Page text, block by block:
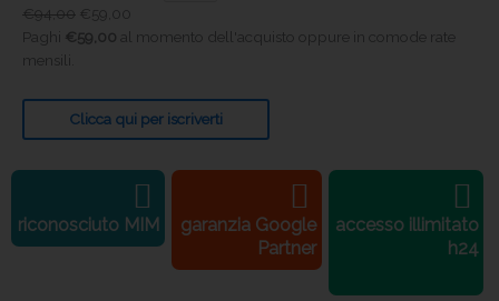
€94,00 €
59,00
Paghi €59,00 al momento dell'acquisto oppure in comode rate
mensili.
Clicca qui per iscriverti
riconosciuto MIM
garanzia Google
Partner
accesso illimitato
h24